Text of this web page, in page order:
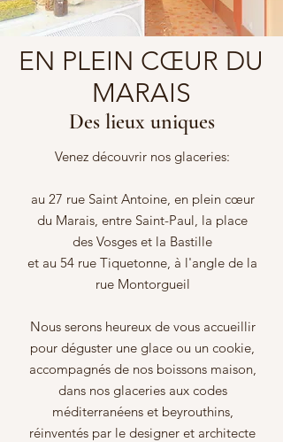
EN PLEIN CŒUR DU
MARAIS
Des lieux uniques
Venez découvrir nos glaceries:
au 27 rue Saint Antoine, en plein cœur
du Marais, entre Saint-Paul, la place
des Vosges et la Bastille
et au 54 rue Tiquetonne, à l'angle de la
rue Montorgueil
Nous serons heureux de vous accueillir
pour déguster une glace ou un cookie,
accompagnés de nos boissons maison,
dans nos glaceries aux codes
méditerranéens et beyrouthins,
réinventés par le designer et architecte